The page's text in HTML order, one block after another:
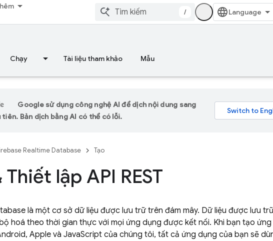
/
Chạy Tài liệu tham khảo Mẫu
Google sử dụng công nghệ AI để dịch nội dung sang
Bản dịch bằng AI có thể có lỗi.
Realtime Database Tạo
lập API REST
là một cơ sở dữ liệu được lưu trữ trên đám mây. Dữ liệu được lưu
hoá theo thời gian thực với mọi ứng dụng được kết nối. Khi bạn tạo
Apple và JavaScript của chúng tôi, tất cả ứng dụng của bạn sẽ